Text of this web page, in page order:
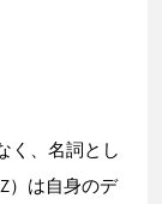
く、名詞とし
）は自身のデ